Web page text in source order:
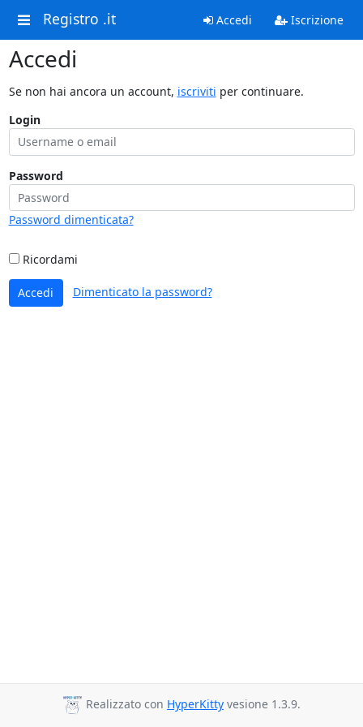
Registro .it Accedi Iscrizione
Accedi
Se non hai ancora un account, iscriviti per continuare.
Login
Password
Password dimenticata?
Ricordami
Accedi Dimenticato la password?
Realizzato con HyperKitty vesione 1.3.9.